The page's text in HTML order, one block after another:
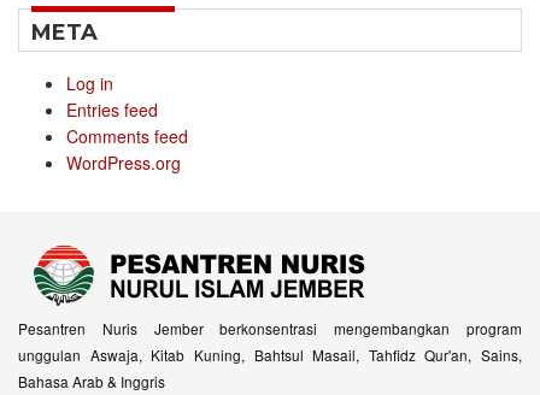
META
Log in
Entries feed
Comments feed
WordPress.org
Pesantren Nuris Jember berkonsentrasi mengembangkan program
unggulan Aswaja, Kitab Kuning, Bahtsul Masail, Tahfidz Qur'an, Sains,
Bahasa Arab & Inggris